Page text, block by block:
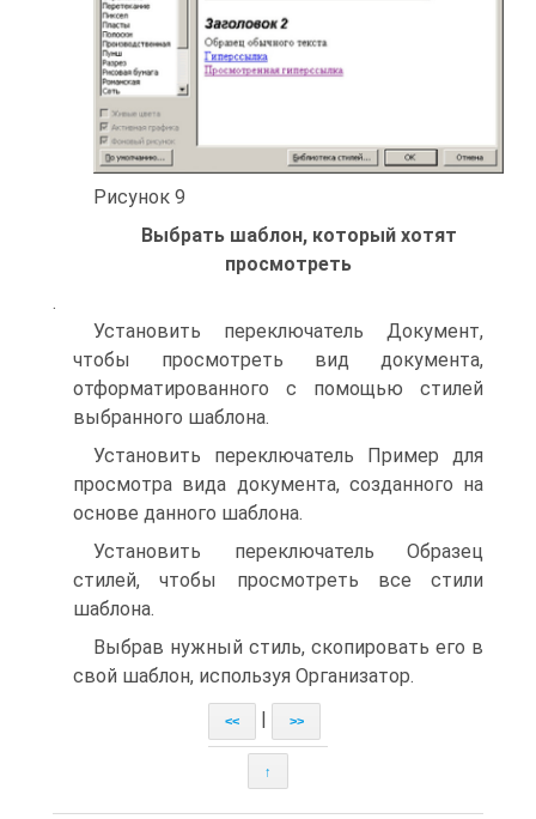
Рисунок 9
Выбрать шаблон, который хотят
просмотреть
.
Установить переключатель Документ,
чтобы просмотреть вид документа,
отформатированного с помощью стилей
выбранного шаблона.
Установить переключатель Пример для
просмотра вида документа, созданного на
основе данного шаблона.
Установить переключатель Образец
стилей, чтобы просмотреть все стили
шаблона.
Выбрав нужный стиль, скопировать его в
свой шаблон, используя Организатор.
<< >>
↑